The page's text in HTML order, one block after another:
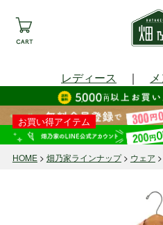
レディース ｜
HOME 畑乃家ラインナップ ウェア
お買い得アイテム